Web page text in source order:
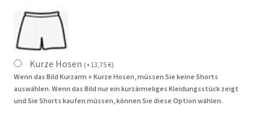
Kurze Hosen (+13,75€)
Wenn das Bild Kurzarm + Kurze Hosen, müssen Sie keine Shorts
auswählen. Wenn das Bild nur ein kurzärmeliges Kleidungsstück zeigt
und Sie Shorts kaufen müssen, können Sie diese Option wählen.